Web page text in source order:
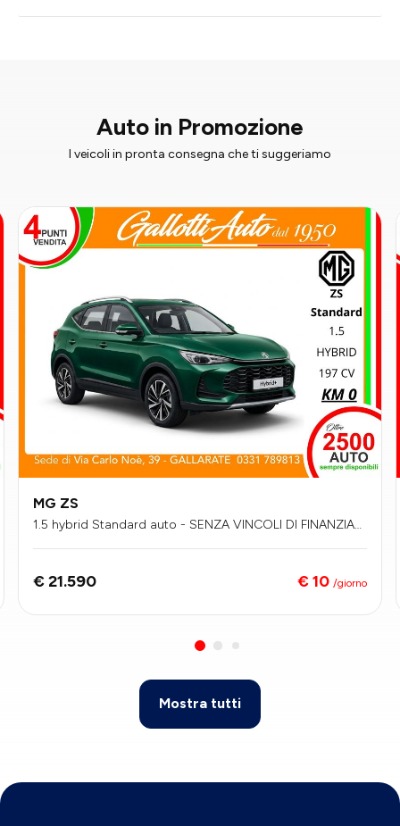
Auto in Promozione
I veicoli in pronta consegna che ti suggeriamo
MG ZS
1.5 hybrid Standard auto - SENZA VINCOLI DI FINANZIAM
€ 21.590 € 10 /giorno
Mostra tutti